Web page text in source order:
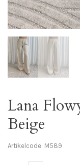
Lana
Beige
Artikelcode: M589